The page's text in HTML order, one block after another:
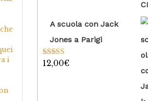
i
A scuola con Jack
Jones a Parigi
Valutato
12,00€